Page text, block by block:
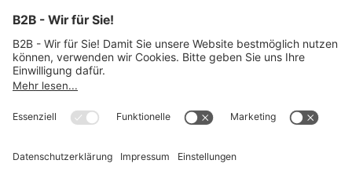
Jetzt Kontakt aufnehmen